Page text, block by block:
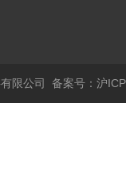
限公司 备案号：沪